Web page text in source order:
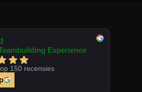
Experience
150 recensies